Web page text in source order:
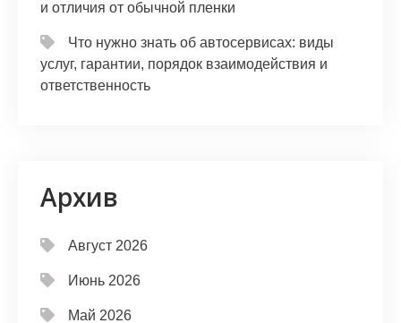
и отличия от обычной пленки
Что нужно знать об автосервисах: виды
услуг, гарантии, порядок взаимодействия и
ответственность
Архив
Август 2026
Июнь 2026
Май 2026